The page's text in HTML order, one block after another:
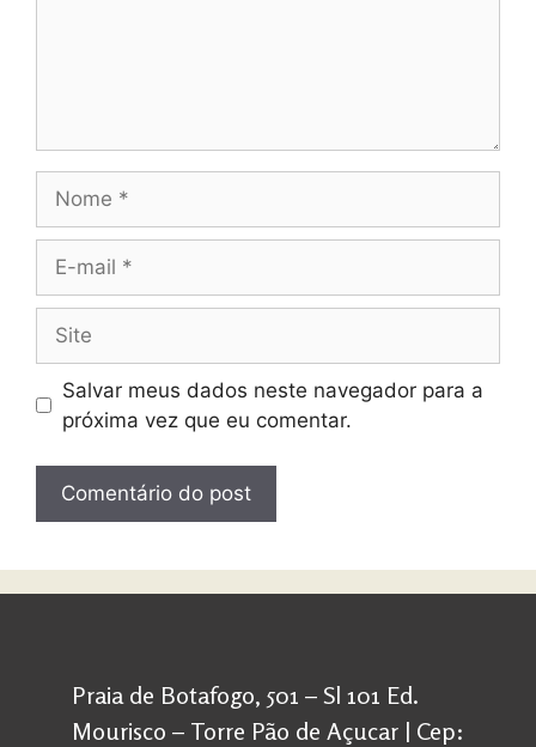
Salvar meus dados neste navegador para a
próxima vez que eu comentar.
Praia de Botafogo, 501 – Sl 101 Ed.
Mourisco – Torre Pão de Açucar | Cep: